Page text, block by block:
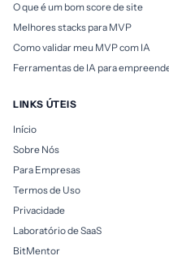
O que é um bom score de site
Melhores stacks para MVP
Como validar meu MVP com IA
Ferramentas de IA para
LINKS ÚTEIS
Início
Sobre Nós
Para Empresas
Termos de Uso
Privacidade
Laboratório de SaaS
BitMentor